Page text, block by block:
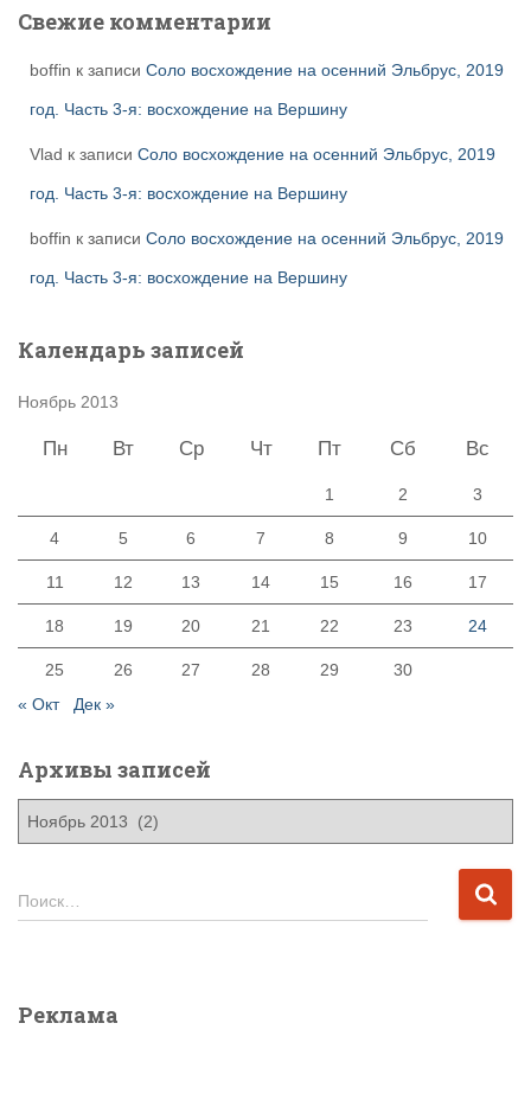
Свежие комментарии
boffin к записи Соло восхождение на осенний Эльбрус, 2019
год. Часть 3-я: восхождение на Вершину
Vlad к записи Соло восхождение на осенний Эльбрус, 2019
год. Часть 3-я: восхождение на Вершину
boffin к записи Соло восхождение на осенний Эльбрус, 2019
год. Часть 3-я: восхождение на Вершину
Календарь записей
Ноябрь 2013
Пн Вт Ср Чт Пт Сб Вс
1 2 3
4 5 6 7 8 9 10
11 12 13 14 15 16 17
18 19 20 21 22 23 24
25 26 27 28 29
30
« Окт
Дек »
Архивы записей
в
п
Н
а
:
Поиск…
Реклама